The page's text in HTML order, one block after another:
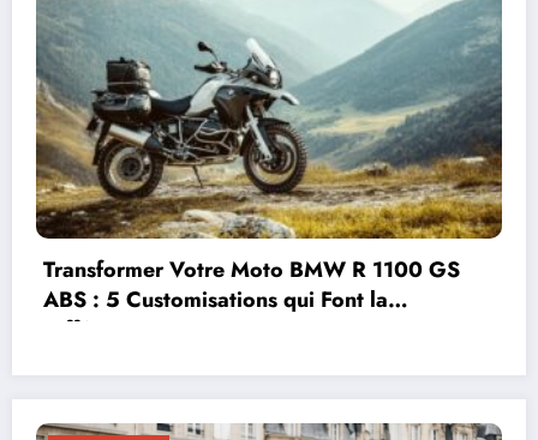
solution
votre
Protégez votre investissement :
kilomètres peut faire une moto